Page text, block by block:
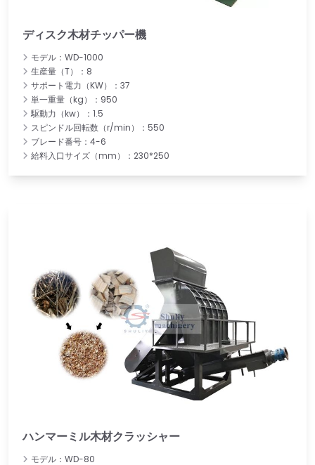
ディスク木材チッパー機
モデル：WD-1000
生産量（T）：8
サポート電力（KW）：37
単一重量（kg）：950
駆動力（kw）：1.5
スピンドル回転数（r/min）：550
ブレード番号：4-6
給料入口サイズ（mm）：230*250
ハンマーミル木材クラッシャー
モデル：WD-80